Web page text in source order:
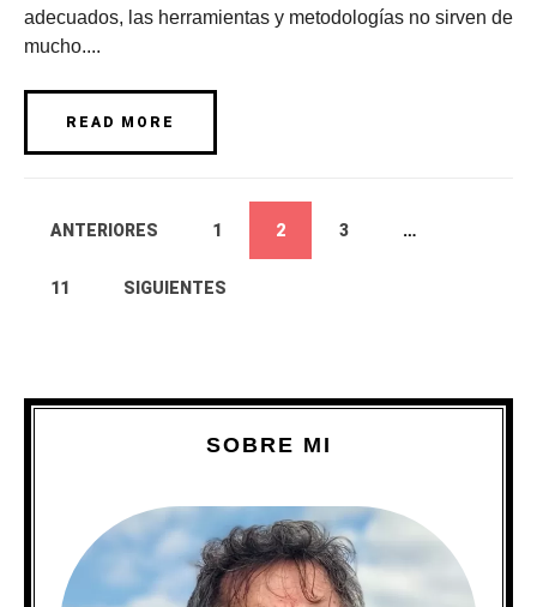
adecuados, las herramientas y metodologías no sirven de
mucho....
READ MORE
ANTERIORES 1 2 3 …
11 SIGUIENTES
SOBRE MI